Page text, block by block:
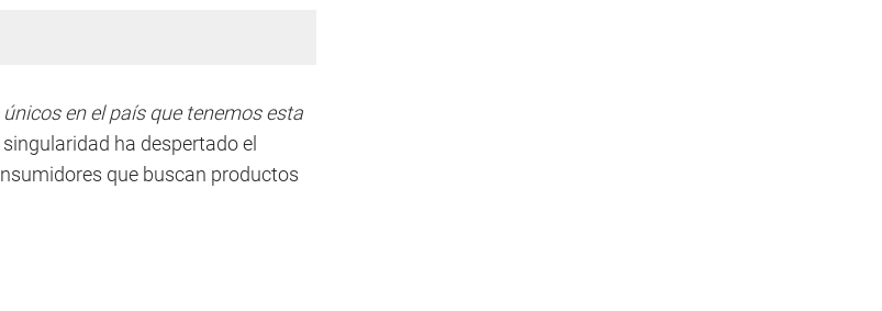
en el país que tenemos esta
singularidad ha despertado el
que buscan productos